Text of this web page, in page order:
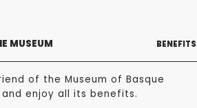
MUSEUM BENEFITS
of the Museum of Basque
enjoy all its benefits.